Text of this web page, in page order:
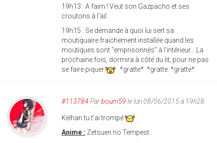
19h13 : A faim ! Veut son Gazpacho et ses
croutons à l'aïl.
19h15 : Se demande à quoi lui sert sa
moutiquaire fraichement installée quand les
moutiques sont "emprisonnés" à l'intérieur... La
prochaine fois, dormira à côté du lit, pour ne pas
se faire piquer
*gratte* *gratte *gratte*
#113784 Parboum59 le lun 08/06/2015 à 19h28
Kelhan tu t'ai trompé
Anime : Zetsuen no Tempest